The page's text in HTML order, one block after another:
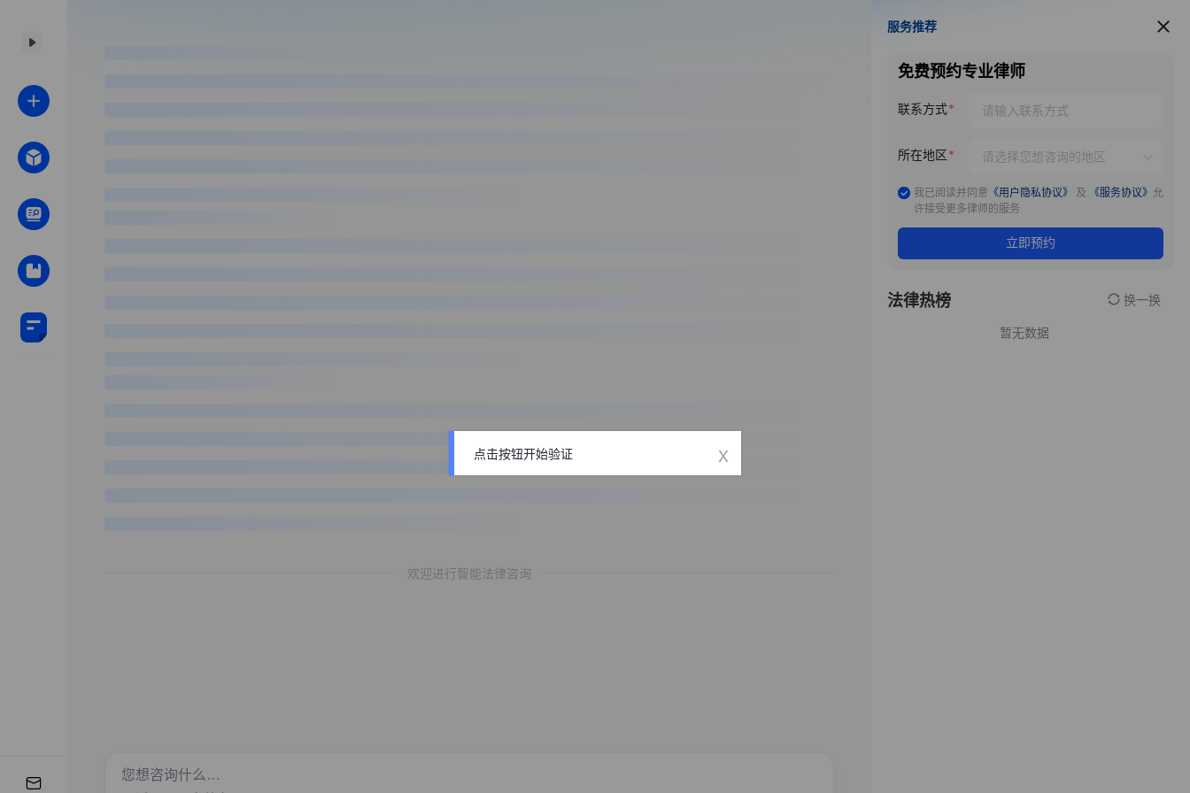
欢迎进行智能法律咨询
服务推荐
服务推荐
免费预约专业律师
联系方式
所在地区
我已阅读并同意 《用户隐私协议》 及 《服务协议》 允
许接受更多律师的服务
立即预约
法律热榜 换一换
暂无数据
点击按钮开始验证 x